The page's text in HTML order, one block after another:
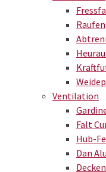
Ventilation
Falt
Hub-
Dan